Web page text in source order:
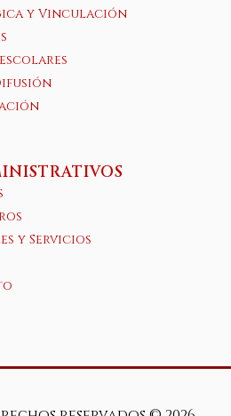
y Vinculación
y Servicios